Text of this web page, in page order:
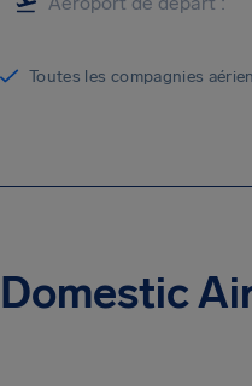
Toutes les compagnies
Domestic